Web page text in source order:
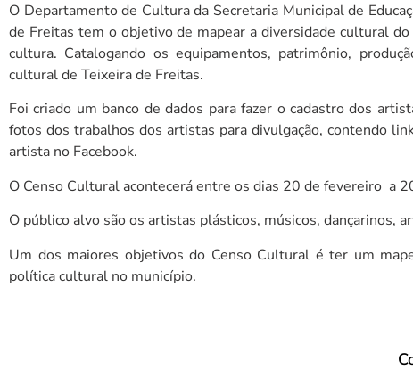
O Departamento de Cultura da Secretaria Municipal de
de Freitas tem o objetivo de mapear a diversidade cultural
cultura. Catalogando os equipamentos, patrimônio,
cultural de Teixeira de Freitas.
Foi criado um banco de dados para fazer o cadastro dos
fotos dos trabalhos dos artistas para divulgação, contendo
artista no Facebook.
O Censo Cultural acontecerá entre os dias 20 de fevereiro a
O público alvo são os artistas plásticos, músicos, dançarinos,
Um dos maiores objetivos do Censo Cultural é ter um
política cultural no município.